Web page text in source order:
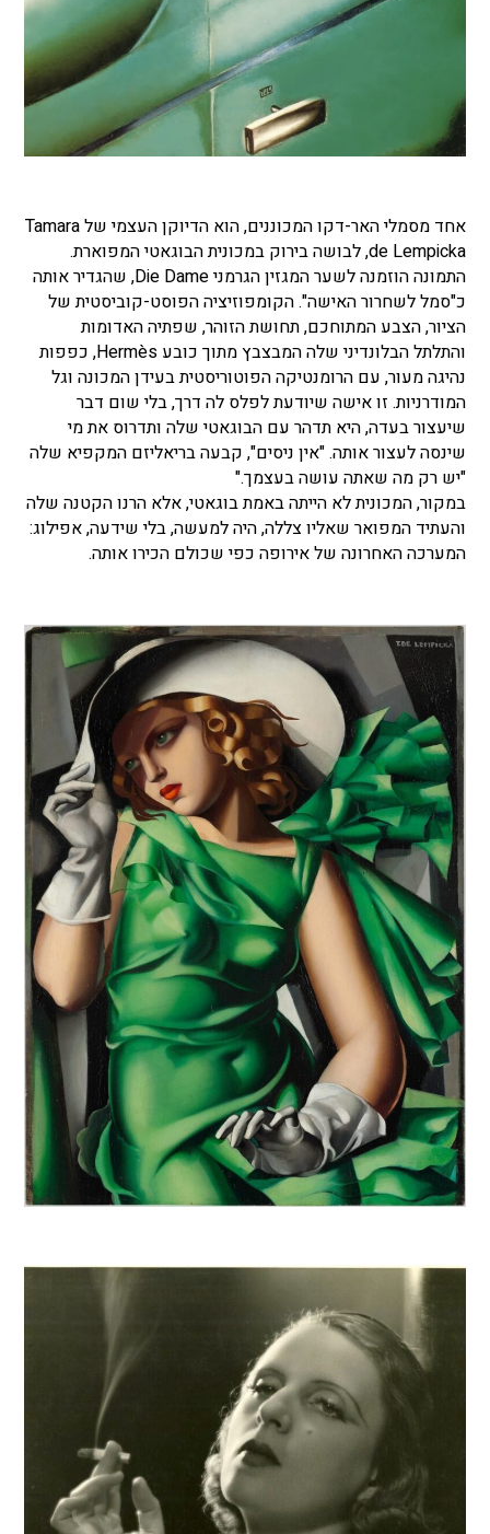
אחד מסמלי האר-דקו המכוננים, הוא הדיוקן העצמי של Tamara
de Lempicka, לבושה בירוק במכונית הבוגאטי המפוארת.
התמונה הוזמנה לשער המגזין הגרמני Die Dame, שהגדיר אותה
כ"סמל לשחרור האישה". הקומפוזיציה הפוסט-קוביסטית של
הציור, הצבע המתוחכם, תחושת הזוהר, שפתיה האדומות
והתלתל הבלונדיני שלה המבצבץ מתוך כובע Hermès, כפפות
נהיגה מעור, עם הרומנטיקה הפוטוריסטית בעידן המכונה וגל
המודרניות. זו אישה שיודעת לפלס לה דרך, בלי שום דבר
שיעצור בעדה, היא תדהר עם הבוגאטי שלה ותדרוס את מי
שינסה לעצור אותה. "אין ניסים", קבעה בריאליזם המקפיא שלה
"יש רק מה שאתה עושה בעצמך."
במקור, המכונית לא הייתה באמת בוגאטי, אלא הרנו הקטנה שלה
והעתיד המפואר שאליו צללה, היה למעשה, בלי שידעה, אפילוג:
המערכה האחרונה של אירופה כפי שכולם הכירו אותה.